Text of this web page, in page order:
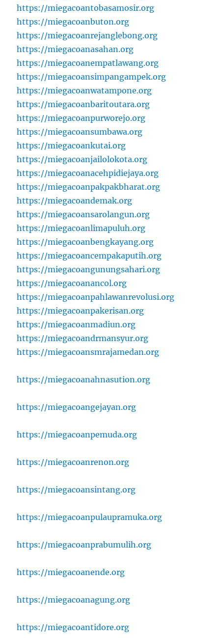
https://miegacoantobasamosir.org
https://miegacoanbuton.org
https://miegacoanrejanglebong.org
https://miegacoanasahan.org
https://miegacoanempatlawang.org
https://miegacoansimpangampek.org
https://miegacoanwatampone.org
https://miegacoanbaritoutara.org
https://miegacoanpurworejo.org
https://miegacoansumbawa.org
https://miegacoankutai.org
https://miegacoanjailolokota.org
https://miegacoanacehpidiejaya.org
https://miegacoanpakpakbharat.org
https://miegacoandemak.org
https://miegacoansarolangun.org
https://miegacoanlimapuluh.org
https://miegacoanbengkayang.org
https://miegacoancempakaputih.org
https://miegacoangunungsahari.org
https://miegacoanancol.org
https://miegacoanpahlawanrevolusi.org
https://miegacoanpakerisan.org
https://miegacoanmadiun.org
https://miegacoandrmansyur.org
https://miegacoansmrajamedan.org
https://miegacoanahnasution.org
https://miegacoangejayan.org
https://miegacoanpemuda.org
https://miegacoanrenon.org
https://miegacoansintang.org
https://miegacoanpulaupramuka.org
https://miegacoanprabumulih.org
https://miegacoanende.org
https://miegacoanagung.org
https://miegacoantidore.org